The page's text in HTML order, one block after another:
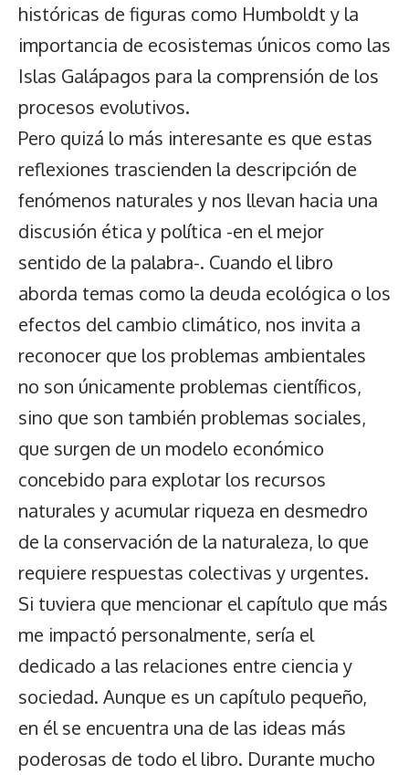
históricas de figuras como Humboldt y la
importancia de ecosistemas únicos como las
Islas Galápagos para la comprensión de los
procesos evolutivos.
Pero quizá lo más interesante es que estas
reflexiones trascienden la descripción de
fenómenos naturales y nos llevan hacia una
discusión ética y política -en el mejor
sentido de la palabra-. Cuando el libro
aborda temas como la deuda ecológica o los
efectos del cambio climático, nos invita a
reconocer que los problemas ambientales
no son únicamente problemas científicos,
sino que son también problemas sociales,
que surgen de un modelo económico
concebido para explotar los recursos
naturales y acumular riqueza en desmedro
de la conservación de la naturaleza, lo que
requiere respuestas colectivas y urgentes.
Si tuviera que mencionar el capítulo que más
me impactó personalmente, sería el
dedicado a las relaciones entre ciencia y
sociedad. Aunque es un capítulo pequeño,
en él se encuentra una de las ideas más
poderosas de todo el libro. Durante mucho